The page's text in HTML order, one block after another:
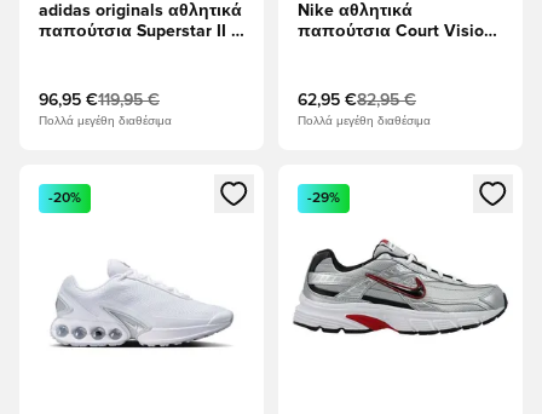
adidas originals αθλητικά
παπούτσια Superstar II -
96,95 €119,95 €
Πολλά μεγέθη διαθέσιμα
Nike αθλητικά
παπούτσια Court Vision
62,95 €82,95 €
Πολλά μεγέθη διαθέσιμα
Ανοίγει ένα Modal για να συνδεθείτε ή να εγγραφείτε ως
-20%
Ανοίγει ένα Modal για να
-29%